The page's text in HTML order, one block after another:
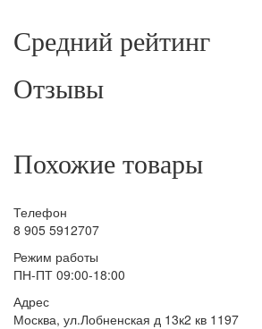
Средний рейтинг
Отзывы
Похожие товары
Телефон
8 905 5912707
Режим работы
ПН-ПТ 09:00-18:00
Адрес
Москва, ул.Лобненская д 13к2 кв 1197